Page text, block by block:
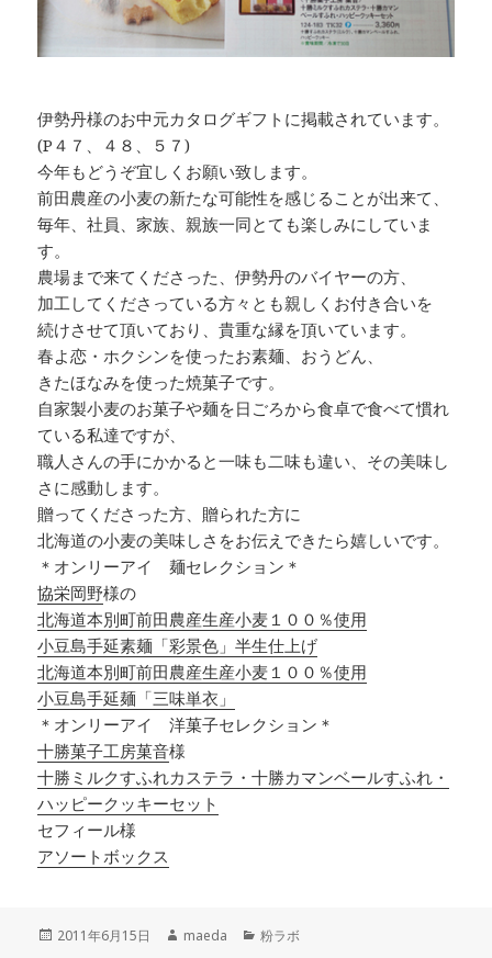
伊勢丹様のお中元カタログギフトに掲載されています。
(P４７、４８、５７)
今年もどうぞ宜しくお願い致します。
前田農産の小麦の新たな可能性を感じることが出来て、
毎年、社員、家族、親族一同とても楽しみにしていま
す。
農場まで来てくださった、伊勢丹のバイヤーの方、
加工してくださっている方々とも親しくお付き合いを
続けさせて頂いており、貴重な縁を頂いています。
春よ恋・ホクシンを使ったお素麺、おうどん、
きたほなみを使った焼菓子です。
自家製小麦のお菓子や麺を日ごろから食卓で食べて慣れ
ている私達ですが、
職人さんの手にかかると一味も二味も違い、その美味し
さに感動します。
贈ってくださった方、贈られた方に
北海道の小麦の美味しさをお伝えできたら嬉しいです。
＊オンリーアイ 麺セレクション＊
協栄岡野様の
北海道本別町前田農産生産小麦１００％使用
小豆島手延素麺「彩景色」半生仕上げ
北海道本別町前田農産生産小麦１００％使用
小豆島手延麺「三味単衣」
＊オンリーアイ 洋菓子セレクション＊
十勝菓子工房菓音様
十勝ミルクすふれカステラ・十勝カマンベールすふれ・
ハッピークッキーセット
セフィール様
アソートボックス
投
2011年6月15日
作
maeda
カ
粉ラボ